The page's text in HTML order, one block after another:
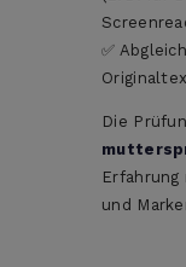
✅
Die
und